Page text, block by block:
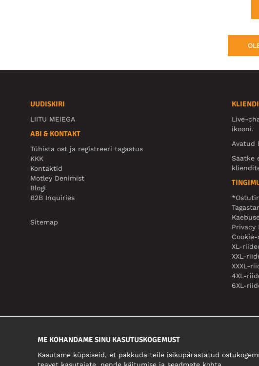
UUDISKIRI
LIITU MEIEGA
ABI & KONTAKT
Tühista ost ja registreeri tagastus
KKK
Kontaktid
Motley Denimist
Blogi
B2B Inquiries
Sitemap
Live-
ikooni.
Avatud
Saatke
Privacy
XL-
XXL-
XXXL-
4XL-
6XL-
ME KOHANDAME SINU KASUTUSKOGEMUST
Kasutame küpsiseid, et pakkuda teile isikupärastatud